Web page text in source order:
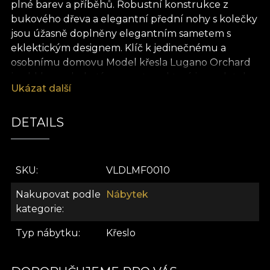
plné barev a příběhů. Robustní konstrukce z
bukového dřeva a elegantní přední nohy s kolečky
jsou úžasně doplněny elegantním sametem s
eklektickým designem. Klíč k jedinečnému a
osobnímu domovu Model křesla Lugano Orchard
extrémně jemný. Díky tomu získává kus elegantní
interiérového designu. Na pomezí funkčního a
Nábytková řada VLAdiLA Vítejte doma, v prostoru
každý předmět nabitý příběhy. Nic není náhodné.
Hranice času kolísají, jak vás každý kus přenáší po
niti vzpomínek zpět k sobě. Každé dílo je vytvořeno
z prostoru experimentování. Protože umění je
Jako puzzle, každé dílo, které naši umělci tvoří, se
Ukázat další
DETAILS
SKU VLDLMF0010
Nakupovat podle
kategorie
Nábytek
Typ nábytku Křeslo